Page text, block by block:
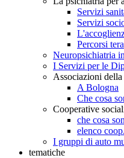
Servizi
Servizi
Percorsi
Neuropsichiatria
I Servizi per le
Associazioni
A Bologna
Che cosa
Cooperative
che cosa
elenco
I gruppi di auto
tematiche